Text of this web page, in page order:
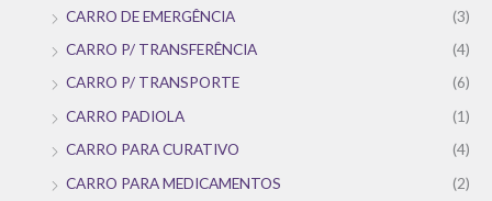
CARRO DE EMERGÊNCIA
(3)
CARRO P/ TRANSFERÊNCIA
(4)
CARRO P/ TRANSPORTE
(6)
CARRO PADIOLA
(1)
CARRO PARA CURATIVO
(4)
CARRO PARA MEDICAMENTOS
(2)